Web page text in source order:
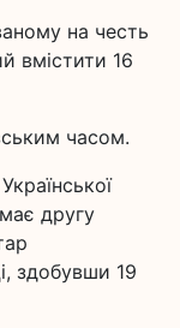
на честь
вмістити 16
часом.
другу
здобувши 19